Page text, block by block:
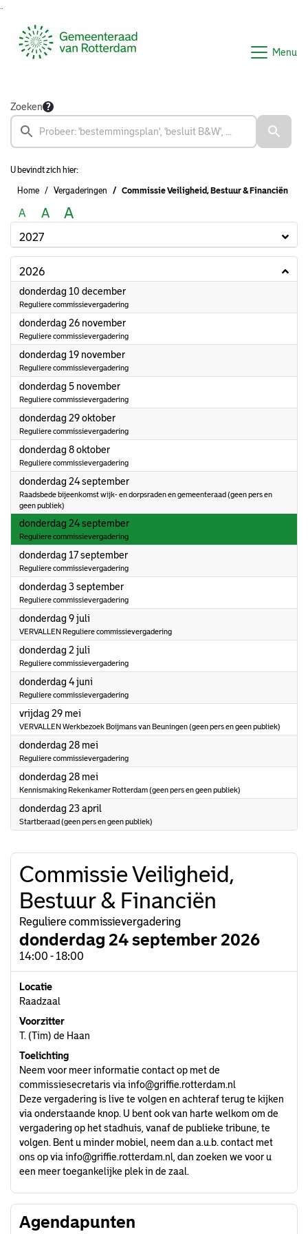
Menu
Zoeken
U bevindt zich hier:
Home Vergaderingen Commissie Veiligheid, Bestuur & Financiën
A A A
2027
2026
donderdag 10 december2026
Reguliere commissievergadering
donderdag 26 november2026
Reguliere commissievergadering
donderdag 19 november2026
Reguliere commissievergadering
donderdag 5 november2026
Reguliere commissievergadering
donderdag 29 oktober2026
Reguliere commissievergadering
donderdag 8 oktober2026
Reguliere commissievergadering
donderdag 24 september2026
Raadsbede bijeenkomst wijk- en dorpsraden en gemeenteraad (geen pers en
geen publiek)
donderdag 24 september2026
Reguliere commissievergadering
donderdag 17 september2026
Reguliere commissievergadering
donderdag 3 september2026
Reguliere commissievergadering
donderdag 9 juli
VERVALLEN Reguliere commissievergadering
donderdag 2 juli
Reguliere commissievergadering
donderdag 4 juni
Reguliere commissievergadering
vrijdag 29 mei
VERVALLEN Werkbezoek Boijmans van Beuningen (geen pers en geen publiek)
donderdag 28 mei
Reguliere commissievergadering
donderdag 28 mei
Kennismaking Rekenkamer Rotterdam (geen pers en geen publiek)
donderdag 23 april
Startberaad (geen pers en geen publiek)
Commissie Veiligheid,
Bestuur & Financiën
Reguliere commissievergadering
donderdag 24 september 2026
14:00 - 18:00
Locatie
Raadzaal
Voorzitter
T. (Tim) de Haan
Toelichting
Neem voor meer informatie contact op met de
commissiesecretaris via info@griffie.rotterdam.nl
Deze vergadering is live te volgen en achteraf terug te kijken
via onderstaande knop. U bent ook van harte welkom om de
vergadering op het stadhuis, vanaf de publieke tribune, te
volgen. Bent u minder mobiel, neem dan a.u.b. contact met
ons op via info@griffie.rotterdam.nl , dan zoeken we voor u
een meer toegankelijke plek in de zaal.
Agendapunten